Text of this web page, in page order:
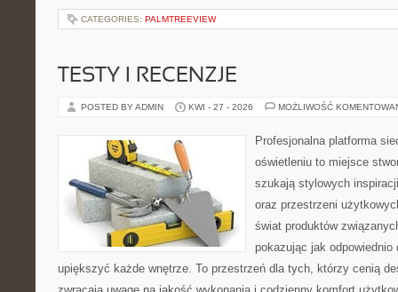
CATEGORIES: PALMTREEVIEW
TESTY I RECENZJE
POSTED BY ADMIN KWI - 27 - 2026 MOŻLIWOŚĆ
Profesjonalna platforma
oświetleniu to miejsce
szukają stylowych
oraz przestrzeni
świat produktów
pokazując jak odpowiednio
upiększyć każde wnętrze. To przestrzeń dla tych, którzy cenią